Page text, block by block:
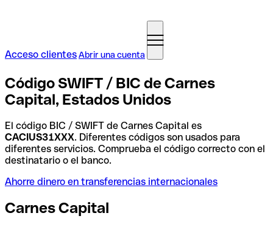
Acceso clientesAbrir una cuenta
Código SWIFT / BIC de Carnes
Capital, Estados Unidos
El código BIC / SWIFT de Carnes Capital es
CACIUS31XXX. Diferentes códigos son usados para
diferentes servicios. Comprueba el código correcto con el
destinatario o el banco.
Ahorre dinero en transferencias internacionales
Carnes Capital